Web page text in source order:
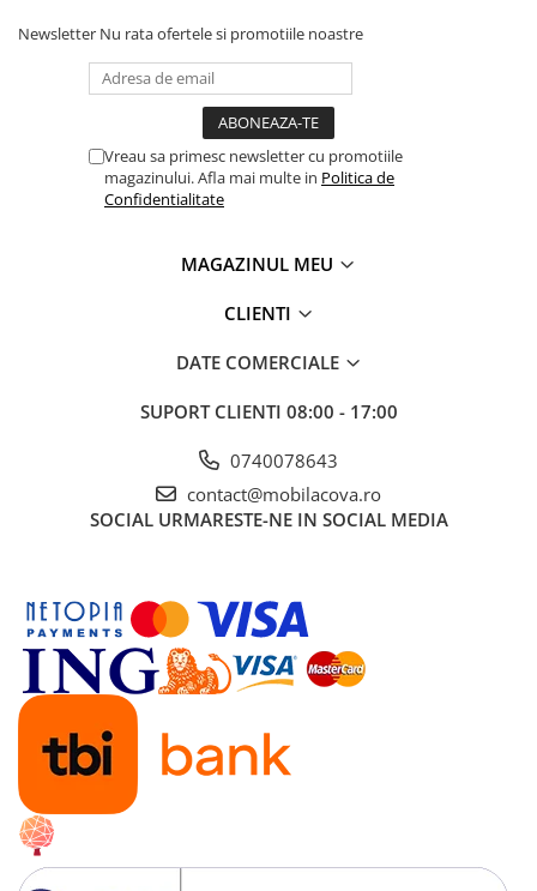
Newsletter Nu rata ofertele si promotiile noastre
Vreau sa primesc newsletter cu promotiile
magazinului. Afla mai multe in Politica de
Confidentialitate
MAGAZINUL MEU
CLIENTI
DATE COMERCIALE
SUPORT CLIENTI 08:00 - 17:00
0740078643
contact@mobilacova.ro
SOCIAL URMARESTE-NE IN SOCIAL MEDIA